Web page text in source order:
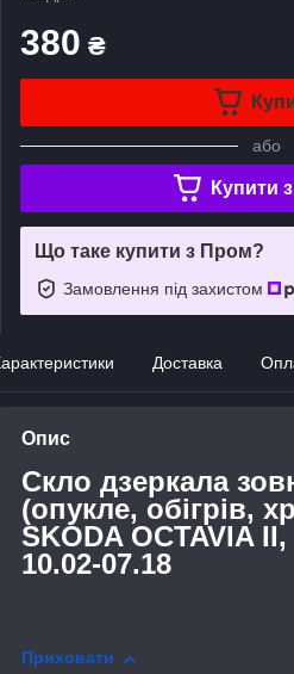
380 ₴
або
Купити з
Що таке купити з Пром?
Замовлення під захистом
Доставка
Опис
Скло дзеркала
(опукле, обігрів,
SKODA OCTAVIA
10.02-07.18
Приховати